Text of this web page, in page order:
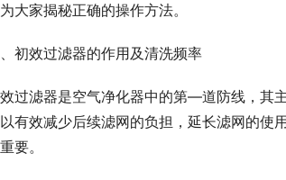
大家揭秘正确的操作方法。
初效过滤器的作用及清洗频率
过滤器是空气净化器中的第—道防线，其
有效减少后续滤网的负担，延长滤网的使
要。